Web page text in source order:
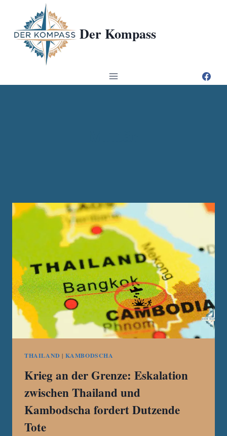
springen
Der Kompass
THAILAND | KAMBODSCHA
Krieg an der Grenze: Eskalation
zwischen Thailand und
Kambodscha fordert Dutzende
Tote